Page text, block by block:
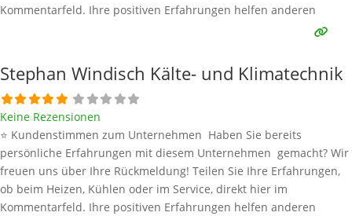
Kommentarfeld. Ihre positiven Erfahrungen helfen anderen
Interessenten bei der Anbieterauswahl. Sollten Sie eine kritische
und bleiben
Weiterlesen …
Stephan Windisch Kälte- und Klimatechnik
Keine Rezensionen
⭐ Kundenstimmen zum Unternehmen Haben Sie bereits
persönliche Erfahrungen mit diesem Unternehmen gemacht? Wir
freuen uns über Ihre Rückmeldung! Teilen Sie Ihre Erfahrungen,
ob beim Heizen, Kühlen oder im Service, direkt hier im
Kommentarfeld. Ihre positiven Erfahrungen helfen anderen